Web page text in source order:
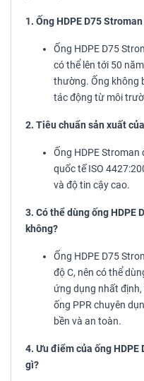
1. Ống HDPE D75
Ống HDPE D75
có thể lên tới 50
thường. Ống không
tác động từ môi
2. Tiêu chuẩn sản xuất
Ống HDPE
quốc tế ISO
và độ tin cậy cao.
3. Có thể dùng ống HDPE
không?
Ống HDPE D75
độ C, nên có thể
ứng dụng nhất
ống PPR chuyên
bền và an toàn.
4. Ưu điểm của ống HDPE
gì?